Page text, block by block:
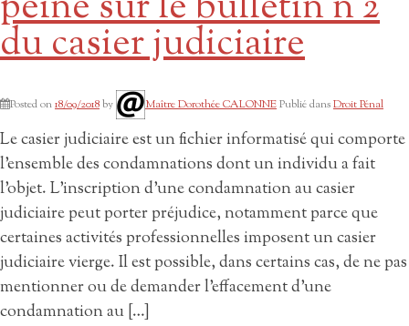
du casier judiciaire
Posted on18/09/2018by Maître Dorothée CALONNEPublié dansDroit Pénal
Le casier judiciaire est un fichier informatisé qui comporte
l’ensemble des condamnations dont un individu a fait
l’objet. L’inscription d’une condamnation au casier
judiciaire peut porter préjudice, notamment parce que
certaines activités professionnelles imposent un casier
judiciaire vierge. Il est possible, dans certains cas, de ne pas
mentionner ou de demander l’effacement d’une
condamnation au […]